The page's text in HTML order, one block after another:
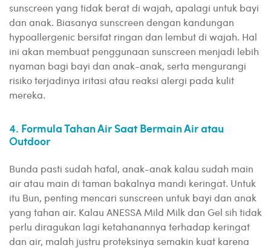
sunscreen yang tidak berat di wajah, apalagi untuk bayi
dan anak. Biasanya sunscreen dengan kandungan
hypoallergenic bersifat ringan dan lembut di wajah. Hal
ini akan membuat penggunaan sunscreen menjadi lebih
nyaman bagi bayi dan anak-anak, serta mengurangi
risiko terjadinya iritasi atau reaksi alergi pada kulit
mereka.
4. Formula Tahan Air Saat Bermain Air atau
Outdoor
Bunda pasti sudah hafal, anak-anak kalau sudah main
air atau main di taman bakalnya mandi keringat. Untuk
itu Bun, penting mencari sunscreen untuk bayi dan anak
yang tahan air. Kalau ANESSA Mild Milk dan Gel sih tidak
perlu diragukan lagi ketahanannya terhadap keringat
dan air, malah justru proteksinya semakin kuat karena